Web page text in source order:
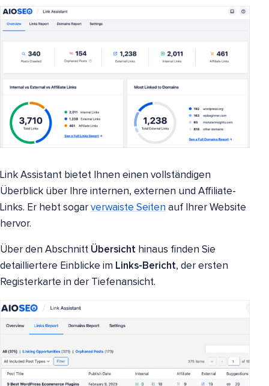
Link Assistant bietet Ihnen einen vollständigen
Überblick über Ihre internen, externen und Affiliate-
Links. Er hebt sogar verwaiste Seiten auf Ihrer Website
hervor.
Über den Abschnitt Übersicht hinaus finden Sie
detailliertere Einblicke im Links-Bericht, der ersten
Registerkarte in der Tiefenansicht.